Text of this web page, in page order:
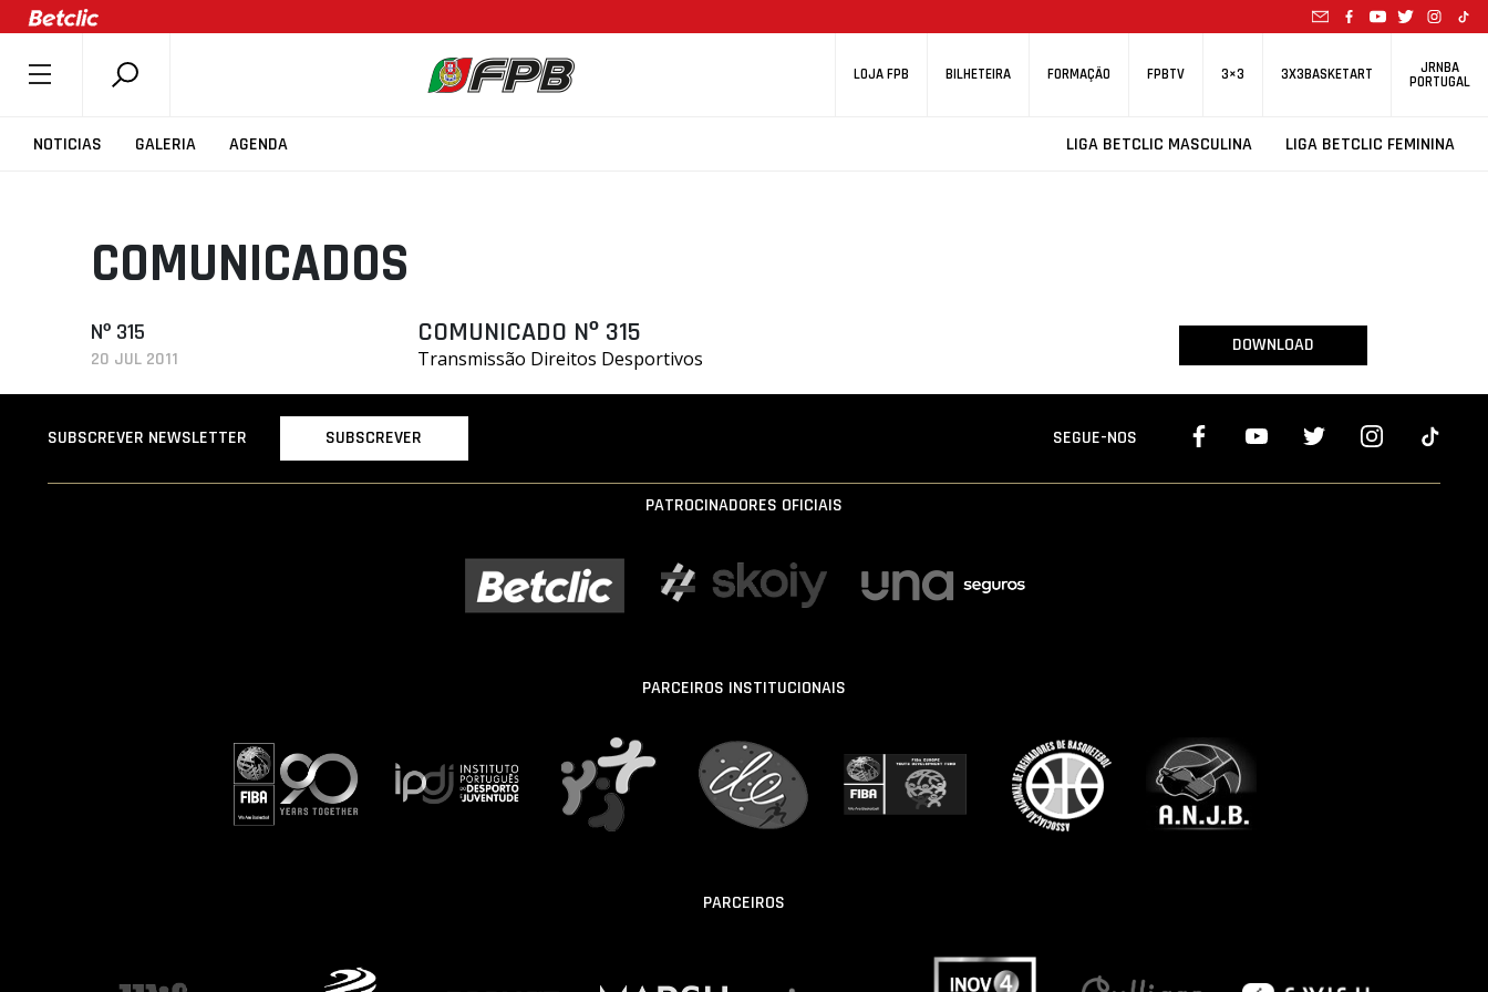
LOJA FPB BILHETEIRA FORMAÇÃO FPBTV 3×3 3X3BASKETART JRNBA
PORTUGAL
NOTICIAS GALERIA AGENDA LIGA BETCLIC MASCULINA LIGA BETCLIC FEMININA
SOBRE A FPB
COMPETIÇÕES
ASSOCIAÇÕES
CLUBES
AGENTES
SELEÇÕES
MINIBASQUETE
COMUNICADOS
Nº 315
20 JUL 2011
COMUNICADO Nº 315
Transmissão Direitos Desportivos
DOWNLOAD
SUBSCREVER NEWSLETTER SUBSCREVER SEGUE-NOS
PATROCINADORES OFICIAIS
PARCEIROS INSTITUCIONAIS
PARCEIROS